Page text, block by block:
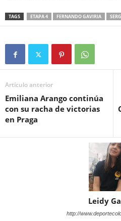
TAGS ETAPA 4 FERNANDO GAVIRIA
Artículo anterior
Emiliana Arango continúa
con su racha de victorias
en Praga
Leidy
http://